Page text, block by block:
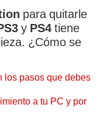
para quitarle
y PS4 tiene
¿Cómo se
los pasos que debes
a tu PC y por